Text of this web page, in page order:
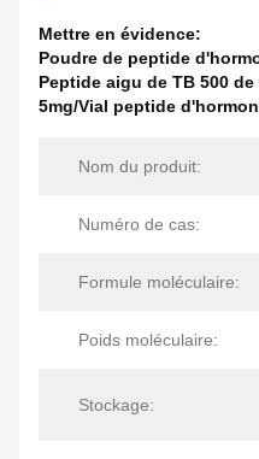
Mettre en évidence:
Poudre de peptide
Peptide aigu de TB 500
5mg/Vial peptide
Nom du produit:
Numéro de cas:
Formule moléculaire:
Poids moléculaire:
Stockage: